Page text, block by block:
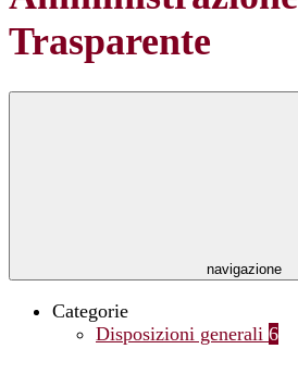
Trasparente
navigazione
Categorie
Disposizioni generali 6